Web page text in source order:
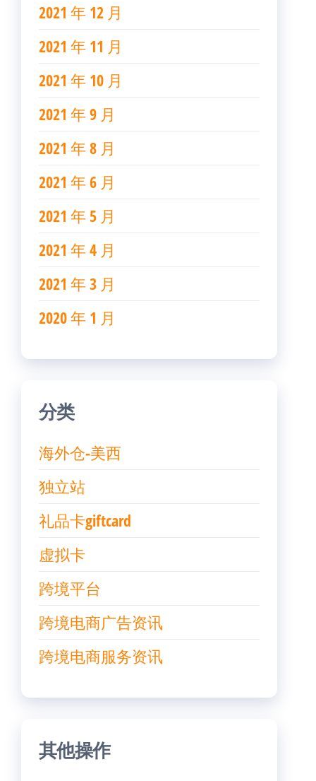
2021 年 12 月
2021 年 11 月
2021 年 10 月
2021 年 9 月
2021 年 8 月
2021 年 6 月
2021 年 5 月
2021 年 4 月
2021 年 3 月
2020 年 1 月
分类
海外仓-美西
独立站
礼品卡giftcard
虚拟卡
跨境平台
跨境电商广告资讯
跨境电商服务资讯
其他操作